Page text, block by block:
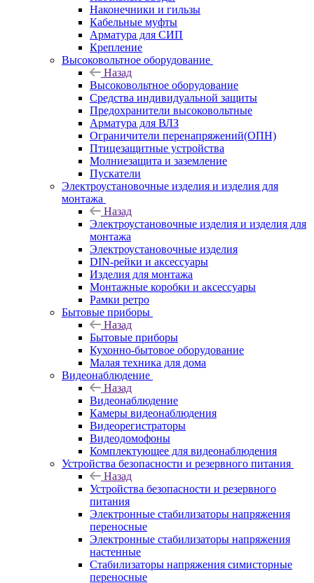
Наконечники и гильзы
Кабельные муфты
Арматура для СИП
Крепление
Высоковольтное оборудование
Назад
Высоковольтное оборудование
Средства индивидуальной защиты
Предохранители высоковольтные
Арматура для ВЛЗ
Ограничители перенапряжений(ОПН)
Птицезащитные устройства
Молниезащита и заземление
Пускатели
Электроустановочные изделия и изделия для
монтажа
Назад
Электроустановочные изделия и изделия для
монтажа
Электроустановочные изделия
DIN-рейки и аксессуары
Изделия для монтажа
Монтажные коробки и аксессуары
Рамки ретро
Бытовые приборы
Назад
Бытовые приборы
Кухонно-бытовое оборудование
Малая техника для дома
Видеонаблюдение
Назад
Видеонаблюдение
Камеры видеонаблюдения
Видеорегистраторы
Видеодомофоны
Комплектующее для видеонаблюдения
Устройства безопасности и резервного питания
Назад
Устройства безопасности и резервного
питания
Электронные стабилизаторы напряжения
переносные
Электронные стабилизаторы напряжения
настенные
Стабилизаторы напряжения симисторные
переносные